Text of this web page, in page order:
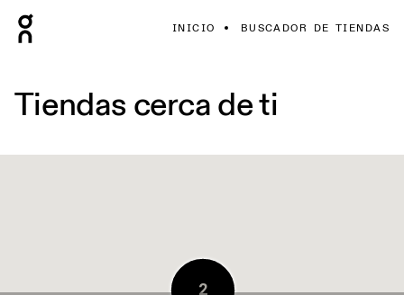
INICIO BUSCADOR DE TIENDAS
Tiendas cerca de ti
2